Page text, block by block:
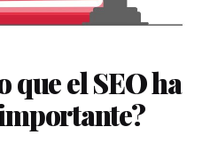
que el SEO ha